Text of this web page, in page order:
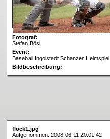
Fotograf:
Stefan Bösl
Event:
Baseball Ingolstadt Schanzer Heimspiel
Bildbeschreibung:
flock1.jpg
Aufgenommen: 2008-06-11 20:01:42